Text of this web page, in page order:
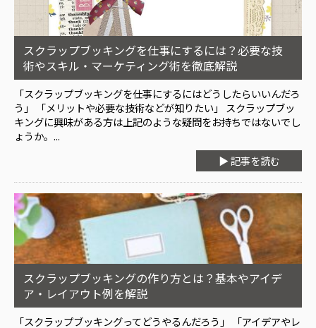
スクラップブッキングを仕事にするには？必要な技
術やスキル・マーケティング術を徹底解説
「スクラップブッキングを仕事にするにはどうしたらいいんだろ
う」 「メリットや必要な技術などが知りたい」 スクラップブッ
キングに興味がある方は上記のような疑問をお持ちではないでし
ょうか。...
▶ 記事を読む
スクラップブッキングの作り方とは？基本やアイデ
ア・レイアウト例を解説
「スクラップブッキングってどうやるんだろう」 「アイデアやレ